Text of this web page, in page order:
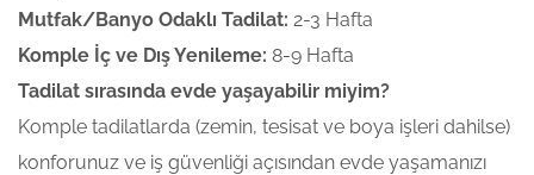
Mutfak/Banyo Odaklı Tadilat: 2-3 Hafta
Komple İç ve Dış Yenileme: 8-9 Hafta
Tadilat sırasında evde yaşayabilir miyim?
Komple tadilatlarda (zemin, tesisat ve boya işleri dahilse)
konforunuz ve iş güvenliği açısından evde yaşamanızı